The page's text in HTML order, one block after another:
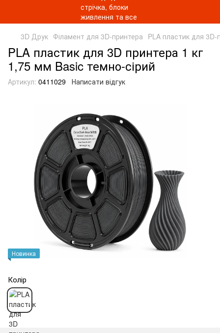
3D Друк Філамент для 3D-принтера PLA пластик для 3D-
PLA пластик для 3D принтера 1 кг
1,75 мм Basic темно-сірий
Артикул: 0411029 Написати відгук
Новинка
Колір